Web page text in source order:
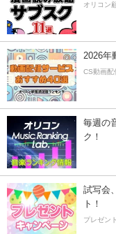
オリコン
2026年
CS動画配
毎週の
ク！
試写会
ト！
プレゼン